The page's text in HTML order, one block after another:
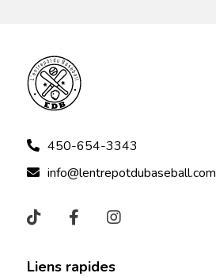
450-654-3343
info@lentrepotdubaseball.com
Liens rapides